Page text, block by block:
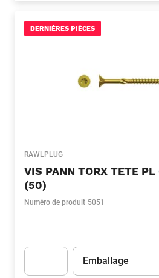
DERNIÈRES PIÈCES
RAWLPLUG
VIS PANN TORX TETE
(50)
Numéro de produit 5051
Unité
Emballage